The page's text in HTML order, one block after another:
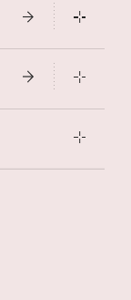
ア
ンネル旅ガイ
日記